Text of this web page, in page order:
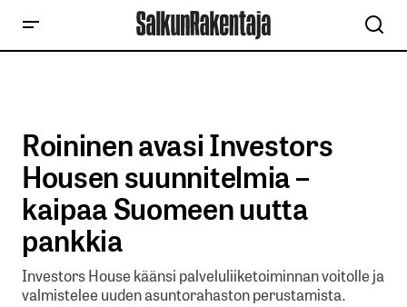
Roininen avasi Investors
Housen suunnitelmia –
kaipaa Suomeen uutta
pankkia
Investors House käänsi palveluliiketoiminnan voitolle ja
valmistelee uuden asuntorahaston perustamista.